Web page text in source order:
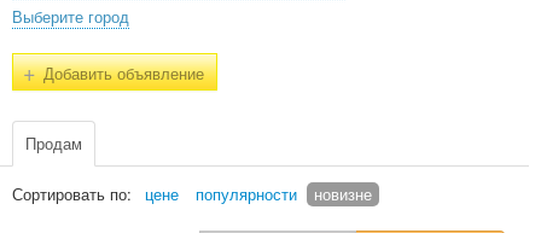
Выберите город
+Добавить объявление
Продам
Сортировать по: цене популярности новизне